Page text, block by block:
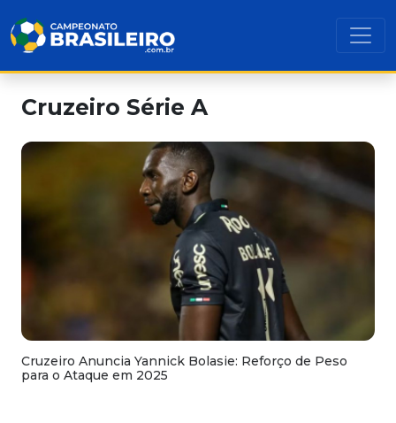
Cruzeiro Série A
Cruzeiro Anuncia Yannick Bolasie: Reforço de Peso
para o Ataque em 2025